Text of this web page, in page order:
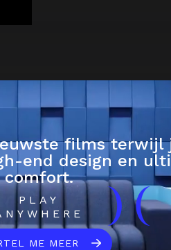
films terwijl
end design en
comfort.
PLAY
)(
ME MEER